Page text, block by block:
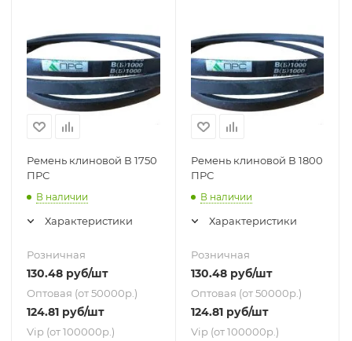
Ремень клиновой В 1750
ПРС
В наличии
Характеристики
Розничная
130.48 руб/шт
Оптовая (от 50000р.)
124.81 руб/шт
Vip (от 100000р.)
Ремень клиновой В 1800
ПРС
В наличии
Характеристики
Розничная
130.48руб/шт
Оптовая (от 50000р.)
124.81руб/шт
Vip (от 100000р.)